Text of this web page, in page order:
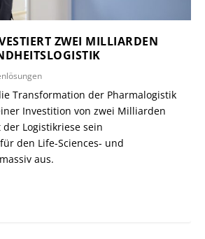
ZWEI MILLIARDEN
Transformation der Pharmalogistik
Investition von zwei Milliarden
Logistikriese sein
den Life-Sciences- und
aus.